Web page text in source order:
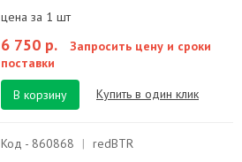
цена за 1 шт
6 750 р.
Запросить цену и сроки
поставки
В корзину
Купить в один клик
Код - 860868 | redBTR